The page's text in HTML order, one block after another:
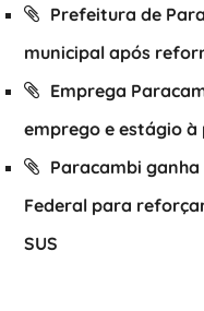
Prefeitura de
municipal após
Emprega
emprego e estágio à
Paracambi
Federal para
SUS